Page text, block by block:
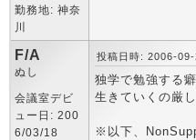
勤務地: 神奈
川
F/A
ぬし
会議室デビ
ュー日: 200
6/03/18
投稿日時: 2006-
独学で勉強する
生きていくの厳
※以下、